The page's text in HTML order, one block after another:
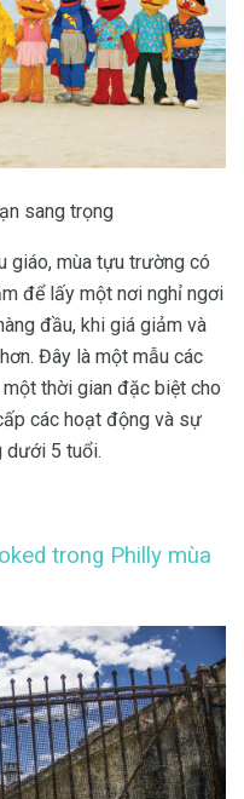
sang trọng
giáo, mùa tựu trường có
để lấy một nơi nghỉ ngơi
đầu, khi giá giảm và
Đây là một mẫu các
thời gian đặc biệt cho
các hoạt động và sự
dưới 5 tuổi.
trong Philly mùa